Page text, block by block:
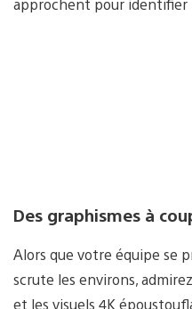
approchent pour identifier
Des graphismes à
Alors que votre équipe se
scrute les environs,
et les visuels 4K